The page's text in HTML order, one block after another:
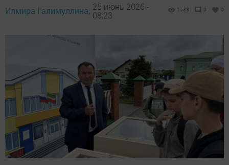
Илмира Галимуллина, 25 июнь 2026 -
08:23
1588 0 0